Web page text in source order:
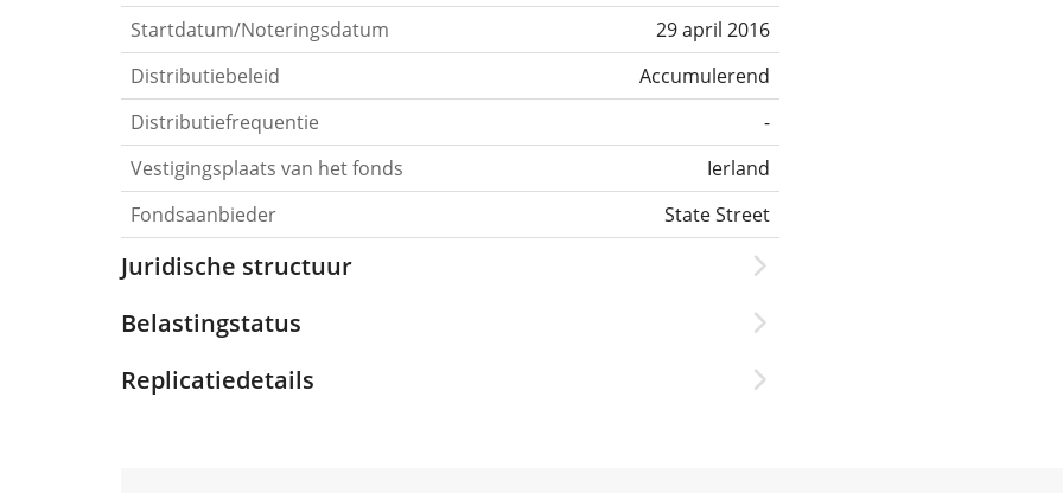
Startdatum/Noteringsdatum
29 april 2016
Distributiebeleid
Accumulerend
Distributiefrequentie
-
Vestigingsplaats van het fonds
Ierland
Fondsaanbieder
State Street
Juridische structuur
Belastingstatus
Replicatiedetails